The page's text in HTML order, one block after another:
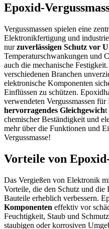
Epoxid-
Vergussmassen spielen eine
Elektronikfertigung und
nurzuverlässigen Schutz vor
Temperaturschwankungen und
auch die mechanische
verschiedenen Branchen
elektronische Komponenten
Einflüssen zu schützen.
verwendeten Vergussmassen
hervorragendes Gleichgewicht
chemischer Beständigkeit und
mehr über die Funktionen und
Vergussmasse!
Vorteile von
Das Vergießen von Elektronik
Vorteile, die den Schutz und
Bauteile erheblich verbessern.
Komponenten effektiv vor
Feuchtigkeit, Staub und
staubigen oder korrosiven